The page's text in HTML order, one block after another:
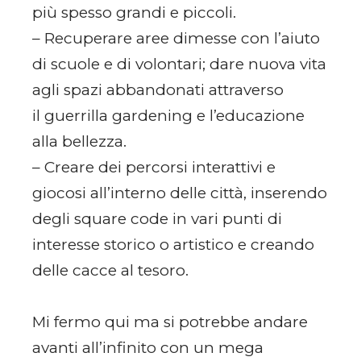
più spesso grandi e piccoli.
– Recuperare aree dimesse con l’aiuto
di scuole e di volontari; dare nuova vita
agli spazi abbandonati attraverso
il guerrilla gardening e l’educazione
alla bellezza.
– Creare dei percorsi interattivi e
giocosi all’interno delle città, inserendo
degli square code in vari punti di
interesse storico o artistico e creando
delle cacce al tesoro.
Mi fermo qui ma si potrebbe andare
avanti all’infinito con un mega